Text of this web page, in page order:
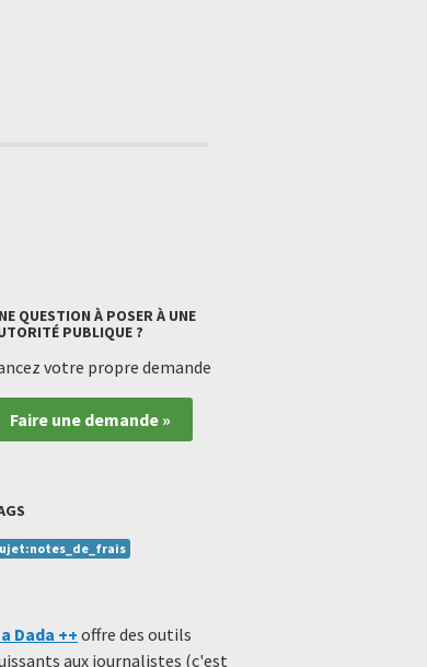
QUESTION À POSER À UNE
PUBLIQUE ?
votre propre demande
Faire une demande »
Dada ++ offre des outils
aux journalistes (c'est